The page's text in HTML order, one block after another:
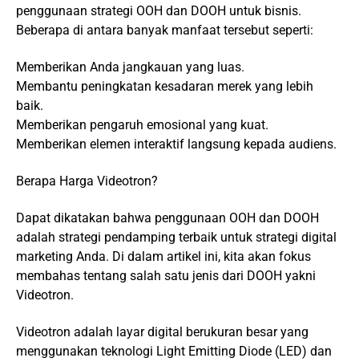
penggunaan strategi OOH dan DOOH untuk bisnis.
Beberapa di antara banyak manfaat tersebut seperti:
Memberikan Anda jangkauan yang luas.
Membantu peningkatan kesadaran merek yang lebih
baik.
Memberikan pengaruh emosional yang kuat.
Memberikan elemen interaktif langsung kepada audiens.
Berapa Harga Videotron?
Dapat dikatakan bahwa penggunaan OOH dan DOOH
adalah strategi pendamping terbaik untuk strategi digital
marketing Anda. Di dalam artikel ini, kita akan fokus
membahas tentang salah satu jenis dari DOOH yakni
Videotron.
Videotron adalah layar digital berukuran besar yang
menggunakan teknologi Light Emitting Diode (LED) dan